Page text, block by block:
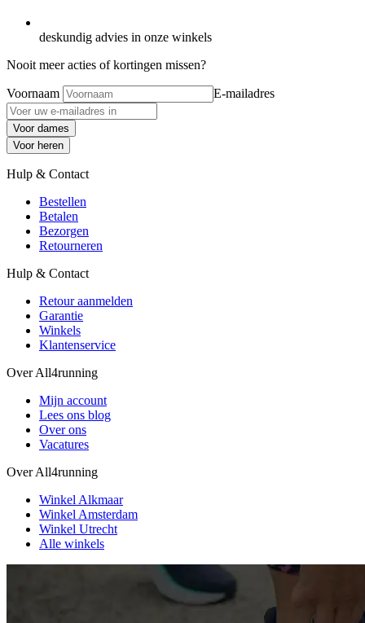
deskundig advies in onze winkels
Nooit meer acties of kortingen missen?
Voornaam E-mailadres
Voor dames
Voor heren
Hulp & Contact
Bestellen
Betalen
Bezorgen
Retourneren
Hulp & Contact
Retour aanmelden
Garantie
Winkels
Klantenservice
Over All4running
Mijn account
Lees ons blog
Over ons
Vacatures
Over All4running
Winkel Alkmaar
Winkel Amsterdam
Winkel Utrecht
Alle winkels